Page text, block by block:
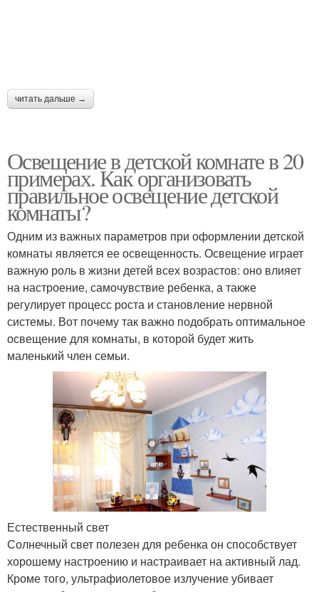
читать дальше →
Освещение в детской комнате в 20
примерах. Как организовать
правильное освещение детской
комнаты?
Одним из важных параметров при оформлении детской
комнаты является ее освещенность. Освещение играет
важную роль в жизни детей всех возрастов: оно влияет
на настроение, самочувствие ребенка, а также
регулирует процесс роста и становление нервной
системы. Вот почему так важно подобрать оптимальное
освещение для комнаты, в которой будет жить
маленький член семьи.
Естественный свет
Солнечный свет полезен для ребенка он способствует
хорошему настроению и настраивает на активный лад.
Кроме того, ультрафиолетовое излучение убивает